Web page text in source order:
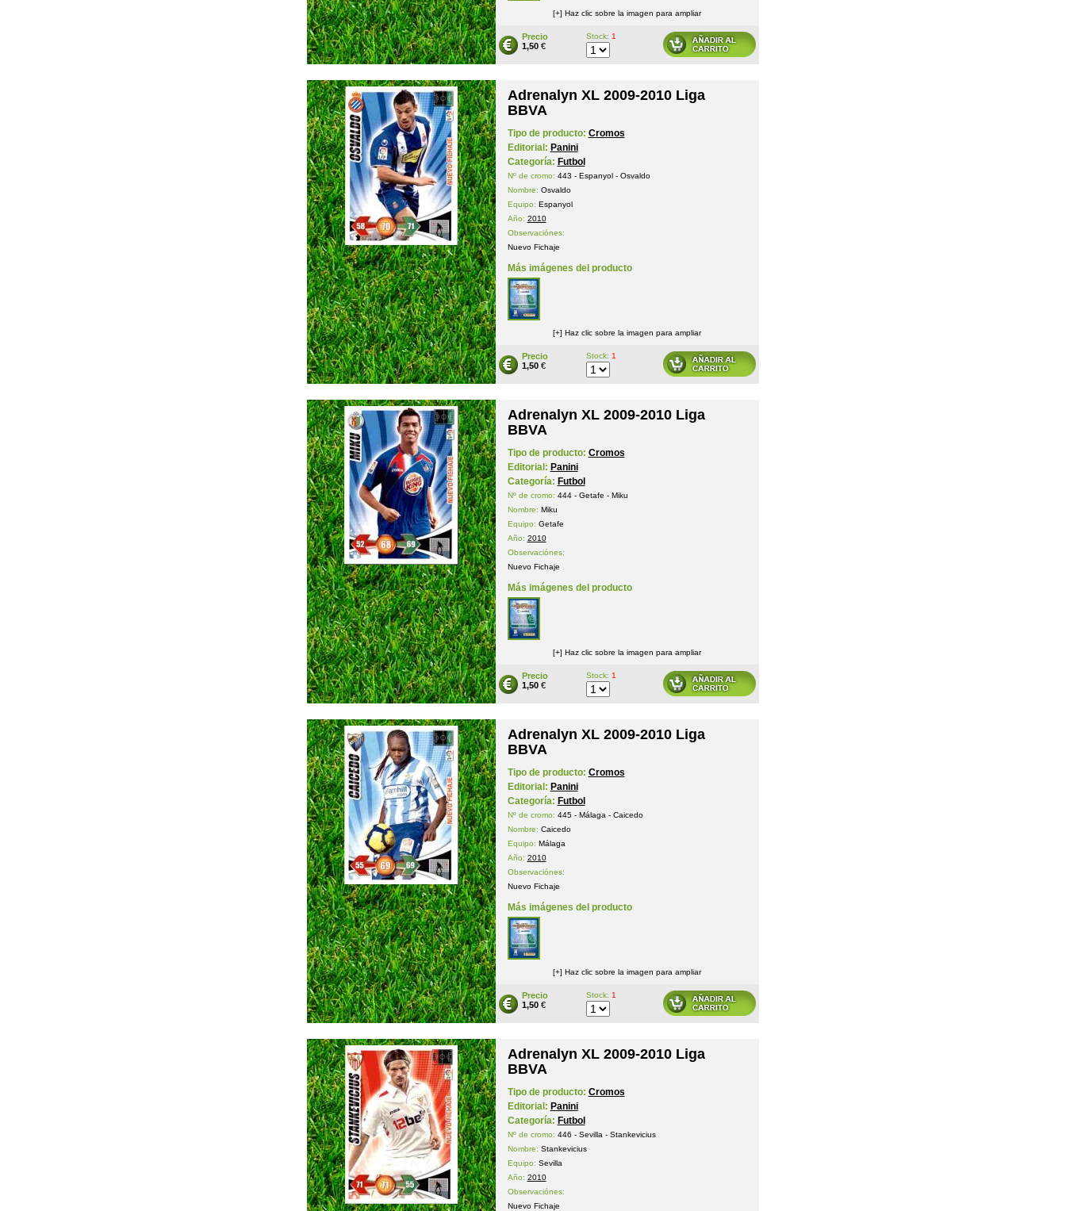
[+] Haz clic sobre la imagen para ampliar
Precio
1,50€
Stock: 1
Adrenalyn XL 2009-2010 Liga
BBVA
Tipo de producto: Cromos
Editorial: Panini
Categoría: Futbol
Nº de cromo: 443 - Espanyol - Osvaldo
Nombre: Osvaldo
Equipo: Espanyol
Año: 2010
Observaciónes:
Nuevo Fichaje
Más imágenes del producto
[+] Haz clic sobre la imagen para ampliar
Precio
1,50€
Stock: 1
Adrenalyn XL 2009-2010 Liga
BBVA
Tipo de producto: Cromos
Editorial: Panini
Categoría: Futbol
Nº de cromo: 444 - Getafe - Miku
Nombre: Miku
Equipo: Getafe
Año: 2010
Observaciónes:
Nuevo Fichaje
Más imágenes del producto
[+] Haz clic sobre la imagen para ampliar
Precio
1,50€
Stock: 1
Adrenalyn XL 2009-2010 Liga
BBVA
Tipo de producto: Cromos
Editorial: Panini
Categoría: Futbol
Nº de cromo: 445 - Málaga - Caicedo
Nombre: Caicedo
Equipo: Málaga
Año: 2010
Observaciónes:
Nuevo Fichaje
Más imágenes del producto
[+] Haz clic sobre la imagen para ampliar
Precio
1,50€
Stock: 1
Adrenalyn XL 2009-2010 Liga
BBVA
Tipo de producto: Cromos
Editorial: Panini
Categoría: Futbol
Nº de cromo: 446 - Sevilla - Stankevicius
Nombre: Stankevicius
Equipo: Sevilla
Año: 2010
Observaciónes:
Nuevo Fichaje